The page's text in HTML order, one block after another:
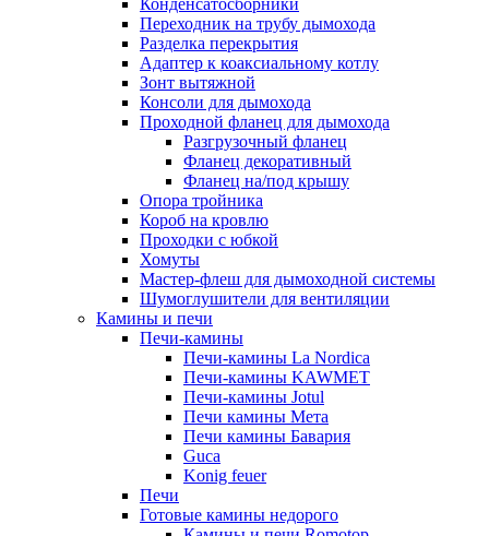
Конденсатосборники
Переходник на трубу дымохода
Разделка перекрытия
Адаптер к коаксиальному котлу
Зонт вытяжной
Консоли для дымохода
Проходной фланец для дымохода
Разгрузочный фланец
Фланец декоративный
Фланец на/под крышу
Опора тройника
Короб на кровлю
Проходки с юбкой
Хомуты
Мастер-флеш для дымоходной системы
Шумоглушители для вентиляции
Камины и печи
Печи-камины
Печи-камины La Nordica
Печи-камины KAWMET
Печи-камины Jotul
Печи камины Мета
Печи камины Бавария
Guca
Konig feuer
Печи
Готовые камины недорого